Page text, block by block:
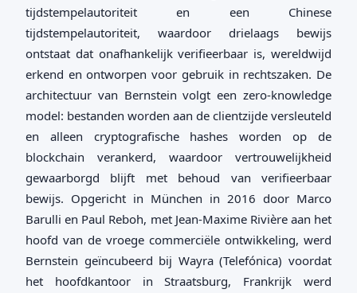
tijdstempelautoriteit en een Chinese
tijdstempelautoriteit, waardoor drielaags bewijs
ontstaat dat onafhankelijk verifieerbaar is, wereldwijd
erkend en ontworpen voor gebruik in rechtszaken. De
architectuur van Bernstein volgt een zero-knowledge
model: bestanden worden aan de clientzijde versleuteld
en alleen cryptografische hashes worden op de
blockchain verankerd, waardoor vertrouwelijkheid
gewaarborgd blijft met behoud van verifieerbaar
bewijs. Opgericht in München in 2016 door Marco
Barulli en Paul Reboh, met Jean-Maxime Rivière aan het
hoofd van de vroege commerciële ontwikkeling, werd
Bernstein geïncubeerd bij Wayra (Telefónica) voordat
het hoofdkantoor in Straatsburg, Frankrijk werd